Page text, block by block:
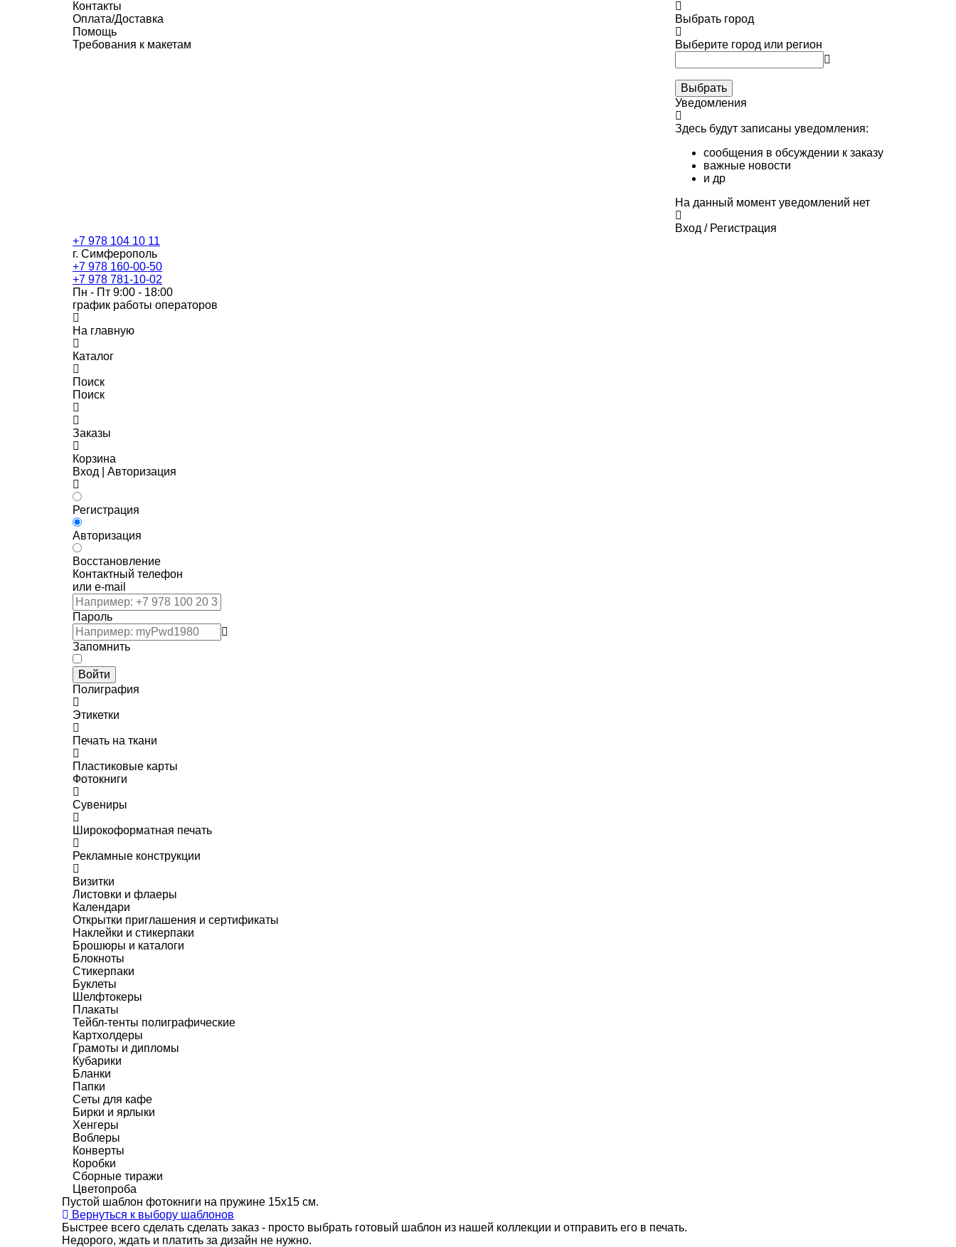
Контакты
Оплата/Доставка
Помощь
Требования к макетам
Выбрать город
Выберите город или регион
Выбрать
Уведомления
Здесь будут записаны уведомления:
сообщения в обсуждении к заказу
важные новости
и др
На данный момент уведомлений нет
Вход / Регистрация
+7 978 104 10 11
г. Симферополь
+7 978 160-00-50
+7 978 781-10-02
Пн - Пт 9:00 - 18:00
график работы операторов
На главную
Каталог
Поиск
Поиск
Заказы
Корзина
Вход | Авторизация
Регистрация
Авторизация
Восстановление
Контактный телефон
или e-mail
Пароль
Запомнить
Войти
Полиграфия
Этикетки
Печать на ткани
Пластиковые карты
Фотокниги
Сувениры
Широкоформатная печать
Рекламные конструкции
Визитки
Листовки и флаеры
Календари
Открытки приглашения и сертификаты
Наклейки и стикерпаки
Брошюры и каталоги
Блокноты
Стикерпаки
Буклеты
Шелфтокеры
Плакаты
Тейбл-тенты полиграфические
Картхолдеры
Грамоты и дипломы
Кубарики
Бланки
Папки
Сеты для кафе
Бирки и ярлыки
Хенгеры
Воблеры
Конверты
Коробки
Сборные тиражи
Цветопроба
Пустой шаблон фотокниги на пружине 15х15 см.
Вернуться к выбору шаблонов
Быстрее всего сделать сделать заказ - просто выбрать готовый шаблон из нашей коллекции и отправить его в печать.
Недорого, ждать и платить за дизайн не нужно.